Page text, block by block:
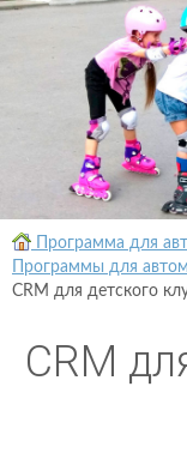
Программа для
Программы для
CRM для детского
CRM